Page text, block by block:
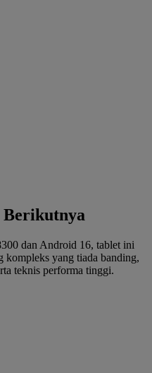
Berikutnya
dan Android 16, tablet ini
kompleks yang tiada banding,
teknis performa tinggi.